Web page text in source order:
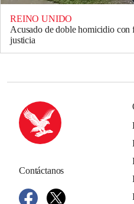
REINO UNIDO
Acusado de doble homicidio con
justicia
Contáctanos